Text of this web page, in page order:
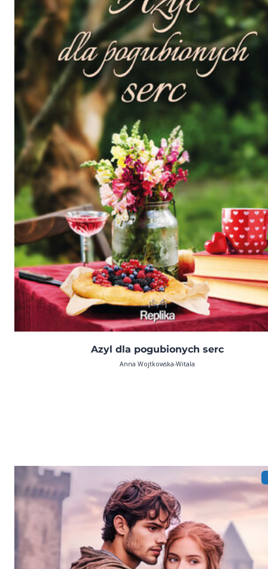
Azyl dla pogubionych serc
Anna Wojtkowska-Witala